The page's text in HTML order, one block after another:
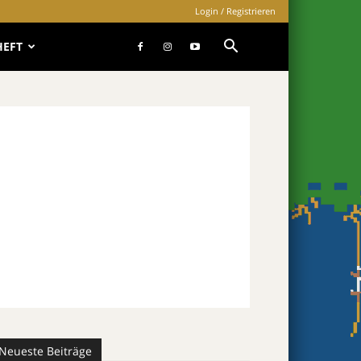
Login / Registrieren
Neueste Beiträge